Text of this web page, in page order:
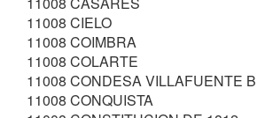
11008 CIELO
11008 COIMBRA
11008 COLARTE
11008 CONDESA VILLAFUENTE
11008 CONQUISTA